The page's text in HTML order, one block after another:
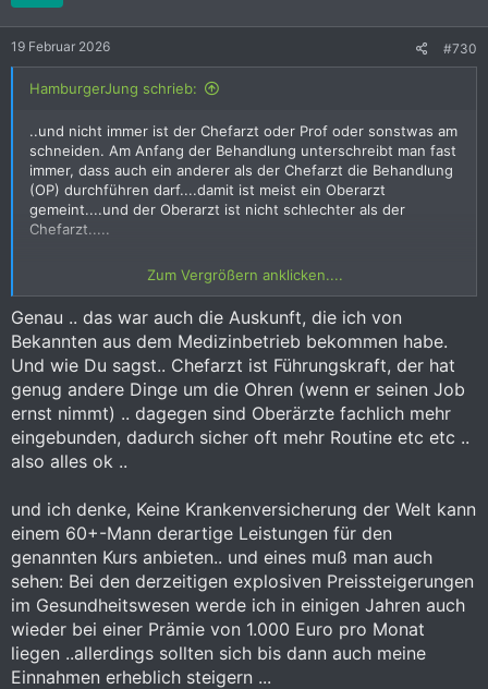
n
:
19 Februar 2026 #730
HamburgerJung schrieb:
..und nicht immer ist der Chefarzt oder Prof oder sonstwas am
schneiden. Am Anfang der Behandlung unterschreibt man fast
immer, dass auch ein anderer als der Chefarzt die Behandlung
(OP) durchführen darf....damit ist meist ein Oberarzt
gemeint....und der Oberarzt ist nicht schlechter als der
Chefarzt.....
Gerade in Universitätsklinken haben die Chefärzte meist
andere Aufgaben und lassen sich - sehr häufig - durch
Oberärzte vertreten
Zum Vergrößern anklicken....
Genau .. das war auch die Auskunft, die ich von
Bekannten aus dem Medizinbetrieb bekommen habe.
Und wie Du sagst.. Chefarzt ist Führungskraft, der hat
genug andere Dinge um die Ohren (wenn er seinen Job
ernst nimmt) .. dagegen sind Oberärzte fachlich mehr
eingebunden, dadurch sicher oft mehr Routine etc etc ..
also alles ok ..
und ich denke, Keine Krankenversicherung der Welt kann
einem 60+-Mann derartige Leistungen für den
genannten Kurs anbieten.. und eines muß man auch
sehen: Bei den derzeitigen explosiven Preissteigerungen
im Gesundheitswesen werde ich in einigen Jahren auch
wieder bei einer Prämie von 1.000 Euro pro Monat
liegen ..allerdings sollten sich bis dann auch meine
Einnahmen erheblich steigern ...